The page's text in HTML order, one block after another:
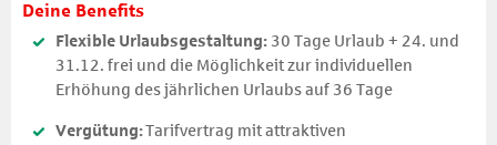
Deine Benefits
Flexible Urlaubsgestaltung: 30 Tage Urlaub + 24. und
31.12. frei und die Möglichkeit zur individuellen
Erhöhung des jährlichen Urlaubs auf 36 Tage
Vergütung:Tarifvertrag mit attraktiven